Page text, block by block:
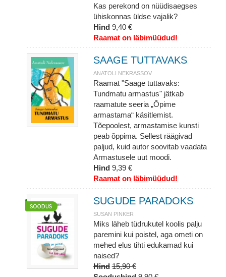
Kas perekond on nüüdisaegses
ühiskonnas üldse vajalik?
Hind 9,40 €
Raamat on läbimüüdud!
SAAGE TUTTAVAKS
ANATOLI NEKRASSOV
Raamat "Saage tuttavaks:
Tundmatu armastus" jätkab
raamatute seeria „Õpime
armastama“ käsitlemist.
Tõepoolest, armastamise kunsti
peab õppima. Sellest räägivad
paljud, kuid autor soovitab vaadata
Armastusele uut moodi.
Hind 9,39 €
Raamat on läbimüüdud!
SUGUDE PARADOKS
SUSAN PINKER
Miks läheb tüdrukutel koolis palju
paremini kui poistel, aga ometi on
mehed elus tihti edukamad kui
naised?
Hind 15,90 €